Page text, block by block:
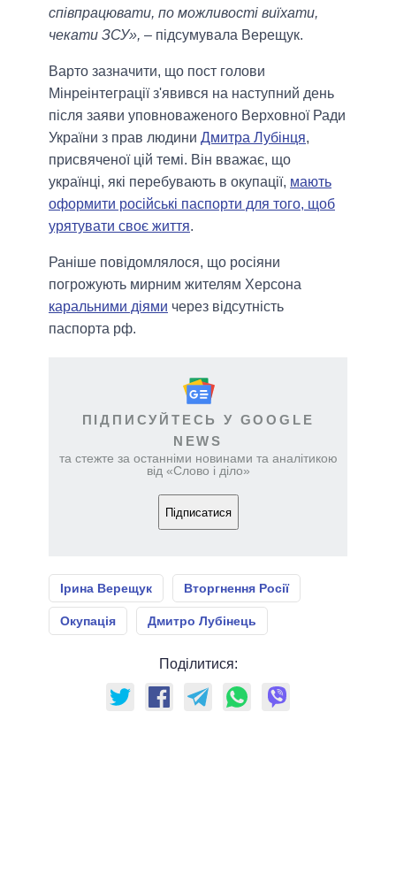
співпрацювати, по можливості виїхати,
чекати ЗСУ», – підсумувала Верещук.
Варто зазначити, що пост голови
Мінреінтеграції з'явився на наступний день
після заяви уповноваженого Верховної Ради
України з прав людини Дмитра Лубінця,
присвяченої цій темі. Він вважає, що
українці, які перебувають в окупації, мають
оформити російські паспорти для того, щоб
урятувати своє життя.
Раніше повідомлялося, що росіяни
погрожують мирним жителям Херсона
каральними діями через відсутність
паспорта рф.
ПІДПИСУЙТЕСЬ У GOOGLE
NEWS
та стежте за останніми новинами та аналітикою
від «Слово і діло»
Підписатися
Ірина Верещук Вторгнення Росії
Окупація Дмитро Лубінець
Поділитися: